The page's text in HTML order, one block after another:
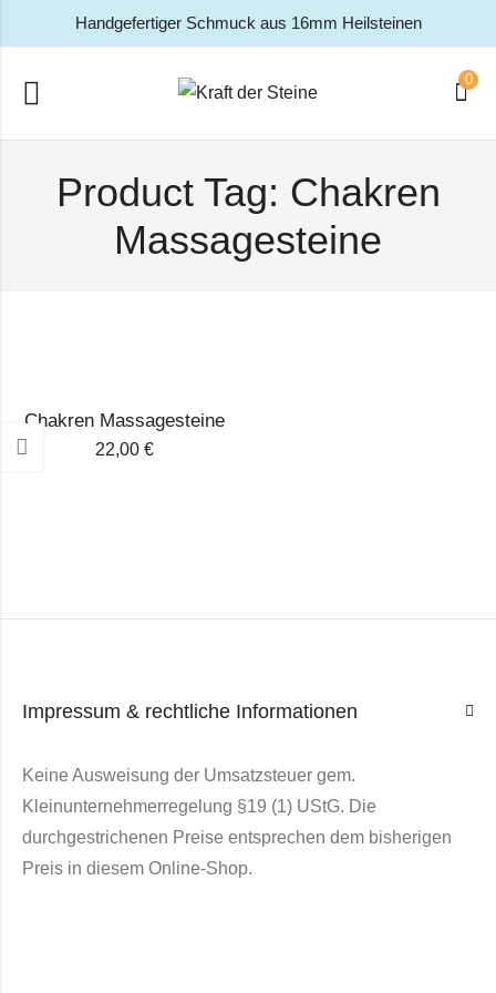
Handgefertiger Schmuck aus 16mm Heilsteinen
0
Product Tag: Chakren
Massagesteine
Chakren Massagesteine
22,00 €
Impressum & rechtliche Informationen
Keine Ausweisung der Umsatzsteuer gem.
Kleinunternehmerregelung §19 (1) UStG. Die
durchgestrichenen Preise entsprechen dem bisherigen
Preis in diesem Online-Shop.